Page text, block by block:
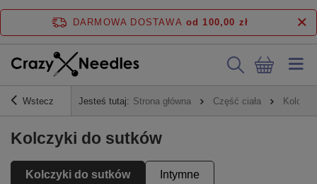
DARMOWA DOSTAWA od 100,00 zł
Wstecz Jesteś tutaj: Strona główna Część ciała
Kolczyki do sutków
Kolczyki do sutków Intymne